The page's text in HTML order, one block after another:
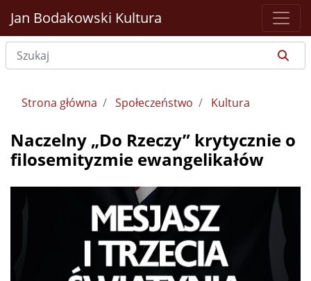
Jan Bodakowski Kultura
Strona główna Społeczeństwo Kultura
Naczelny „Do Rzeczy” krytycznie o
filosemityzmie ewangelikałów